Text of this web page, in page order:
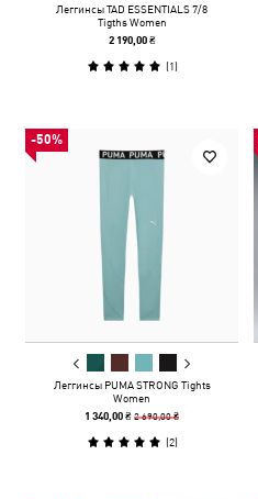
Леггинсы TAD ESSENTIALS 7/8
Tigths Women
2 190,00 ₴
(1)
-50%
Леггинсы PUMA STRONG Tights
Women
1 340,00 ₴2 690,00 ₴
(2)